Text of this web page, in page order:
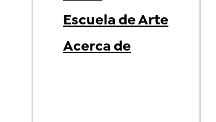
Escuela de Arte
Acerca de